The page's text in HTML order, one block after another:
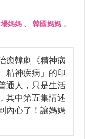
媽媽 、韓國媽媽 、
癒韓劇《精神病
精神疾病」的印
通人，只是生活
其中第五集講述
內心了！讓媽媽